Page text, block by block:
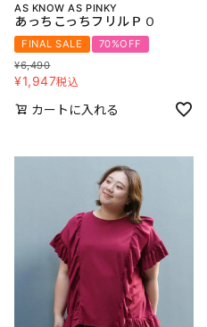
AS KNOW AS PINKY
あっちこっちフリルＰＯ
FINAL SALE
70%OFF
¥6,490
¥1,947税込
カートに入れる